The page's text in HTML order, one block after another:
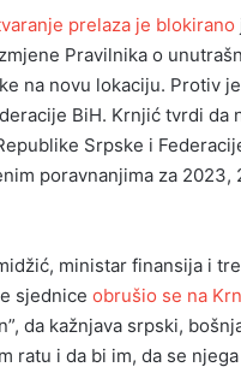
prelaza je blokirano
Pravilnika o
na novu lokaciju. Protiv
BiH. Krnjić tvrdi
Srpske i
poravnanjima za 2023,
ministar finansija i
sjednice obrušio se na
da kažnjava srpski,
ratu i da bi im, da se